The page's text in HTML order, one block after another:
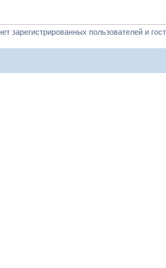
зарегистрированных пользователей и